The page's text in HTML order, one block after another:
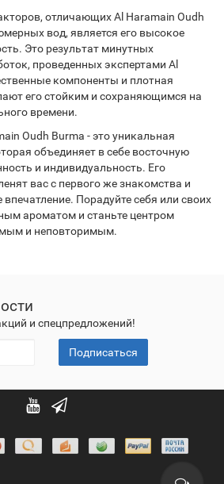
отличающих Al Haramain Oudh
вод, является его высокое
Это результат минутных
проведенных экспертами Al
компоненты и плотная
его стойким и сохраняющимся на
времени.
Oudh Burma - это уникальная
объединяет в себе восточную
и индивидуальность. Его
вас с первого же знакомства и
Порадуйте себя или своих
ароматом и станьте центром
и неповторимым.
и спецпредложений!
Подписаться